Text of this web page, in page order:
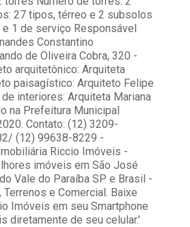
27 tipos, térreo e 2 subsolos
1 de serviço Responsável
Constantino
de Oliveira Cobra, 320 -
arquitetônico: Arquiteta
paisagístico: Arquiteto Felipe
interiores: Arquiteta Mariana
na Prefeitura Municipal
Contato: (12) 3209-
(12) 99638-8229 -
Riccio Imóveis -
imóveis em São José
Vale do Paraíba SP e Brasil -
e Comercial. Baixe
Imóveis em seu Smartphone
diretamente de seu celular.'